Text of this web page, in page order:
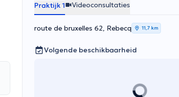
Praktijk 1 Videoconsultaties
route de bruxelles 62, Rebecq 11,7 km
Volgende beschikbaarheid